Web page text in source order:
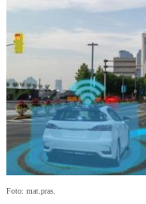
Foto: mat.pras.